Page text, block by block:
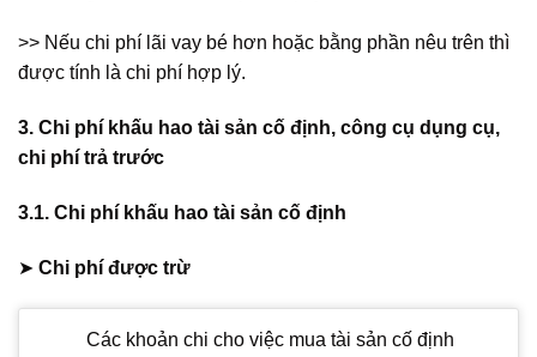
>> Nếu chi phí lãi vay bé hơn hoặc bằng phần nêu trên thì
được tính là chi phí hợp lý.
3. Chi phí khấu hao tài sản cố định, công cụ dụng cụ,
chi phí trả trước
3.1. Chi phí khấu hao tài sản cố định
➤ Chi phí được trừ
Các khoản chi cho việc mua tài sản cố định